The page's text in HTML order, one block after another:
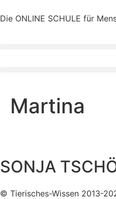
Die ONLINE SCHULE für
Martina
SONJA
© Tierisches-Wissen 2013-